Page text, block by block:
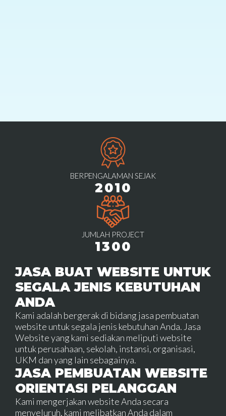
BERPENGALAMAN SEJAK
2010
JUMLAH PROJECT
1300
JASA BUAT WEBSITE UNTUK
SEGALA JENIS KEBUTUHAN
ANDA
Kami adalah bergerak di bidang jasa pembuatan
website untuk segala jenis kebutuhan Anda. Jasa
Website yang kami sediakan meliputi website
untuk perusahaan, sekolah, instansi, organisasi,
UKM dan yang lain sebagainya.
JASA PEMBUATAN WEBSITE
ORIENTASI PELANGGAN
Kami mengerjakan website Anda secara
menyeluruh, kami melibatkan Anda dalam